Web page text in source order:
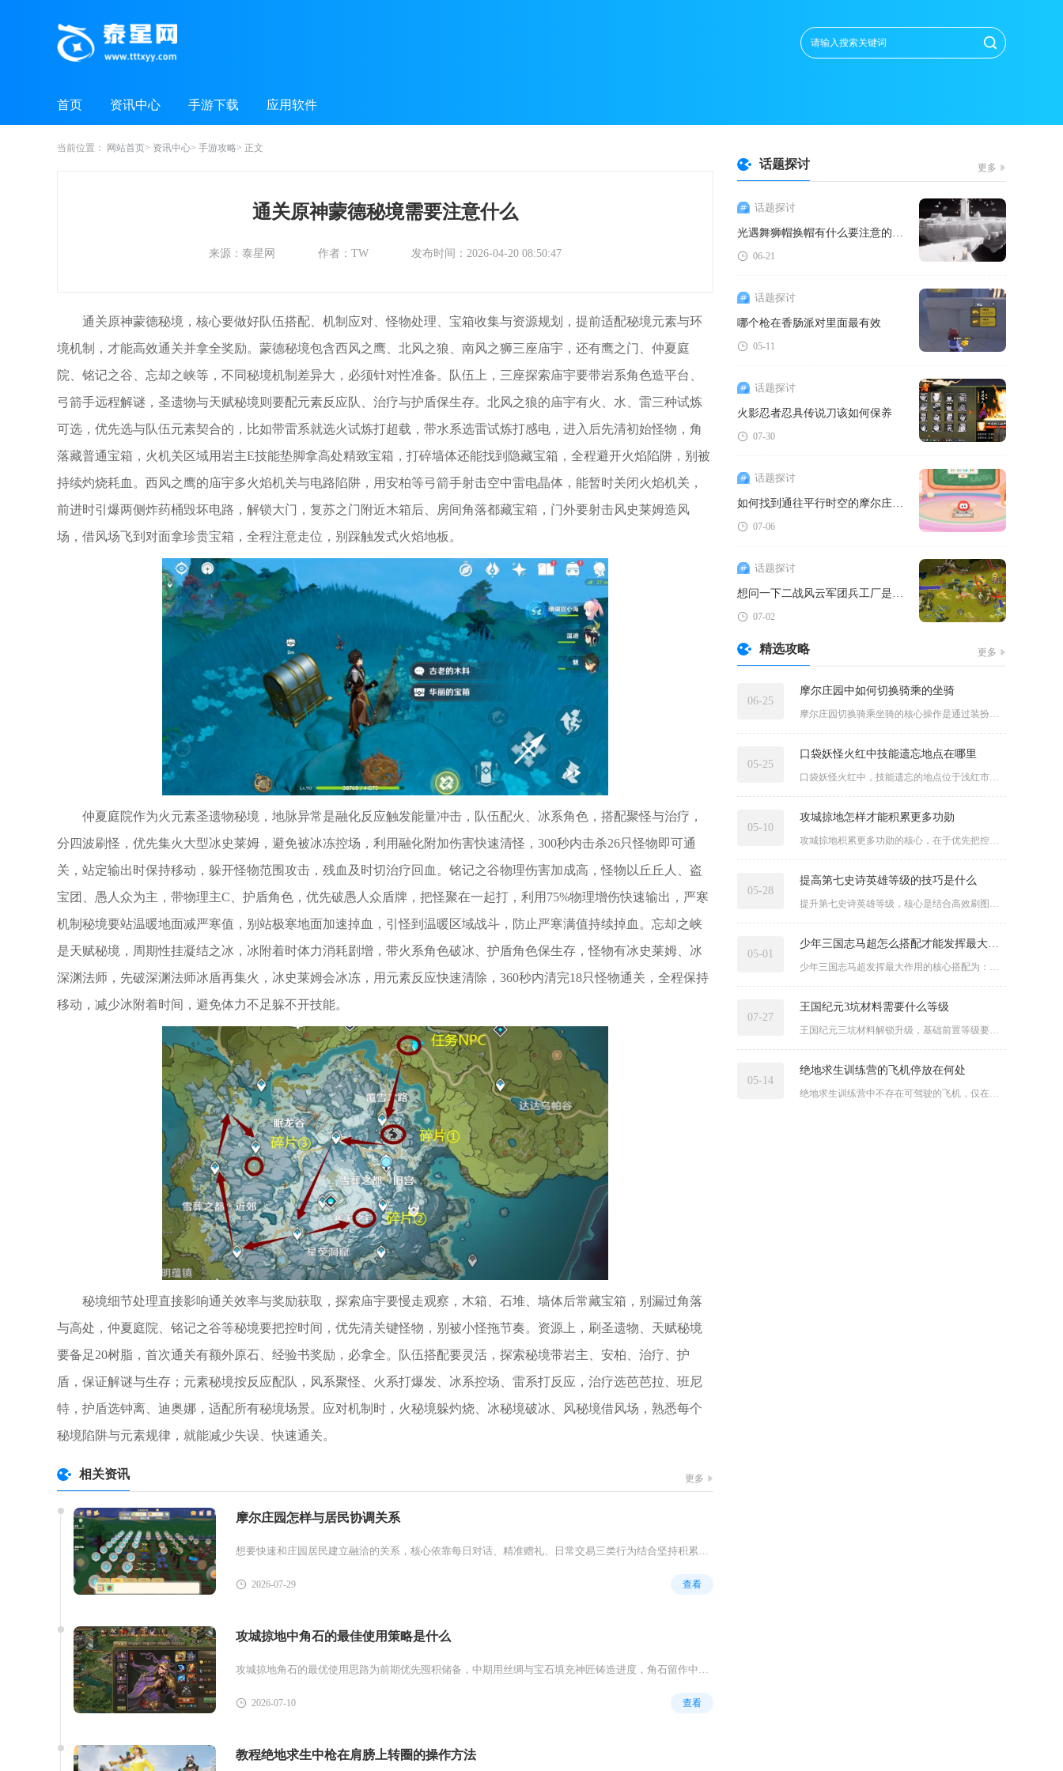
首页 资讯中心 手游下载 应用软件
当前位置： 网站首页 资讯中心 手游攻略 正文
通关原神蒙德秘境需要注意什么
来源：泰星网 作者：TW 发布时间：2026-04-20 08:50:47
通关原神蒙德秘境，核心要做好队伍搭配、机制应对、怪物处理、宝箱收集与资源规划，提前适配秘境元素与环
境机制，才能高效通关并拿全奖励。蒙德秘境包含西风之鹰、北风之狼、南风之狮三座庙宇，还有鹰之门、仲夏庭
院、铭记之谷、忘却之峡等，不同秘境机制差异大，必须针对性准备。队伍上，三座探索庙宇要带岩系角色造平台、
弓箭手远程解谜，圣遗物与天赋秘境则要配元素反应队、治疗与护盾保生存。北风之狼的庙宇有火、水、雷三种试炼
可选，优先选与队伍元素契合的，比如带雷系就选火试炼打超载，带水系选雷试炼打感电，进入后先清初始怪物，角
落藏普通宝箱，火机关区域用岩主E技能垫脚拿高处精致宝箱，打碎墙体还能找到隐藏宝箱，全程避开火焰陷阱，别被
持续灼烧耗血。西风之鹰的庙宇多火焰机关与电路陷阱，用安柏等弓箭手射击空中雷电晶体，能暂时关闭火焰机关，
前进时引爆两侧炸药桶毁坏电路，解锁大门，复苏之门附近木箱后、房间角落都藏宝箱，门外要射击风史莱姆造风
场，借风场飞到对面拿珍贵宝箱，全程注意走位，别踩触发式火焰地板。
仲夏庭院作为火元素圣遗物秘境，地脉异常是融化反应触发能量冲击，队伍配火、冰系角色，搭配聚怪与治疗，
分四波刷怪，优先集火大型冰史莱姆，避免被冰冻控场，利用融化附加伤害快速清怪，300秒内击杀26只怪物即可通
关，站定输出时保持移动，躲开怪物范围攻击，残血及时切治疗回血。铭记之谷物理伤害加成高，怪物以丘丘人、盗
宝团、愚人众为主，带物理主C、护盾角色，优先破愚人众盾牌，把怪聚在一起打，利用75%物理增伤快速输出，严寒
机制秘境要站温暖地面减严寒值，别站极寒地面加速掉血，引怪到温暖区域战斗，防止严寒满值持续掉血。忘却之峡
是天赋秘境，周期性挂凝结之冰，冰附着时体力消耗剧增，带火系角色破冰、护盾角色保生存，怪物有冰史莱姆、冰
深渊法师，先破深渊法师冰盾再集火，冰史莱姆会冰冻，用元素反应快速清除，360秒内清完18只怪物通关，全程保持
移动，减少冰附着时间，避免体力不足躲不开技能。
秘境细节处理直接影响通关效率与奖励获取，探索庙宇要慢走观察，木箱、石堆、墙体后常藏宝箱，别漏过角落
与高处，仲夏庭院、铭记之谷等秘境要把控时间，优先清关键怪物，别被小怪拖节奏。资源上，刷圣遗物、天赋秘境
要备足20树脂，首次通关有额外原石、经验书奖励，必拿全。队伍搭配要灵活，探索秘境带岩主、安柏、治疗、护
盾，保证解谜与生存；元素秘境按反应配队，风系聚怪、火系打爆发、冰系控场、雷系打反应，治疗选芭芭拉、班尼
特，护盾选钟离、迪奥娜，适配所有秘境场景。应对机制时，火秘境躲灼烧、冰秘境破冰、风秘境借风场，熟悉每个
秘境陷阱与元素规律，就能减少失误、快速通关。
相关资讯 更多
摩尔庄园怎样与居民协调关系
2026-07-29 查看
攻城掠地中角石的最佳使用策略是什么
2026-07-10 查看
教程绝地求生中枪在肩膀上转圈的操作方法
话题探讨 更多
话题探讨
06-21
话题探讨
哪个枪在香肠派对里面最有效
05-11
话题探讨
火影忍者忍具传说刀该如何保养
07-30
话题探讨
07-06
话题探讨
07-02
精选攻略 更多
06-25
摩尔庄园中如何切换骑乘的坐骑
05-25
口袋妖怪火红中技能遗忘地点在哪里
05-10
攻城掠地怎样才能积累更多功勋
05-28
提高第七史诗英雄等级的技巧是什么
05-01
07-27
王国纪元3坑材料需要什么等级
05-14
绝地求生训练营的飞机停放在何处